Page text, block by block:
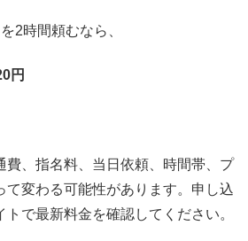
2時間頼むなら、
円
費、指名料、当日依頼、時間帯、プ
て変わる可能性があります。申し込
で最新料金を確認してください。